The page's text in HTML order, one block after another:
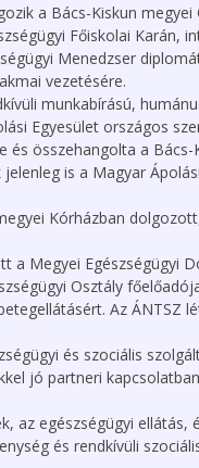
Szakmai szekcióink
Országos iroda
Ápolói-, Szakdolgozói
Életpálya Modell
Az “országos főápoló”
elhelyezésével, és
feladataival
Magyar Ápolók Napja
közjogi elismertetése
Egyesület
állásfoglalása a Munka
Törvénykönyv
Magyar Ápolók Napja
közjogi elismerése
a Bács-Kiskun
Főiskolai Karán,
Menedzser
vezetésére.
munkabírású,
Egyesület országos
összehangolta a
is a Magyar
Kórházban
a Megyei Egészségügyi
Osztály
Az ÁNTSZ
és szociális
jó partneri
az egészségügyi ellátás,
és rendkívüli